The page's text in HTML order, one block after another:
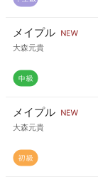
メイプル
大森元貴
メイプル
大森元貴